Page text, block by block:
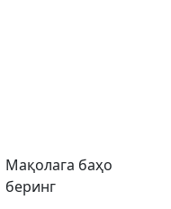
Мақолага баҳо
беринг